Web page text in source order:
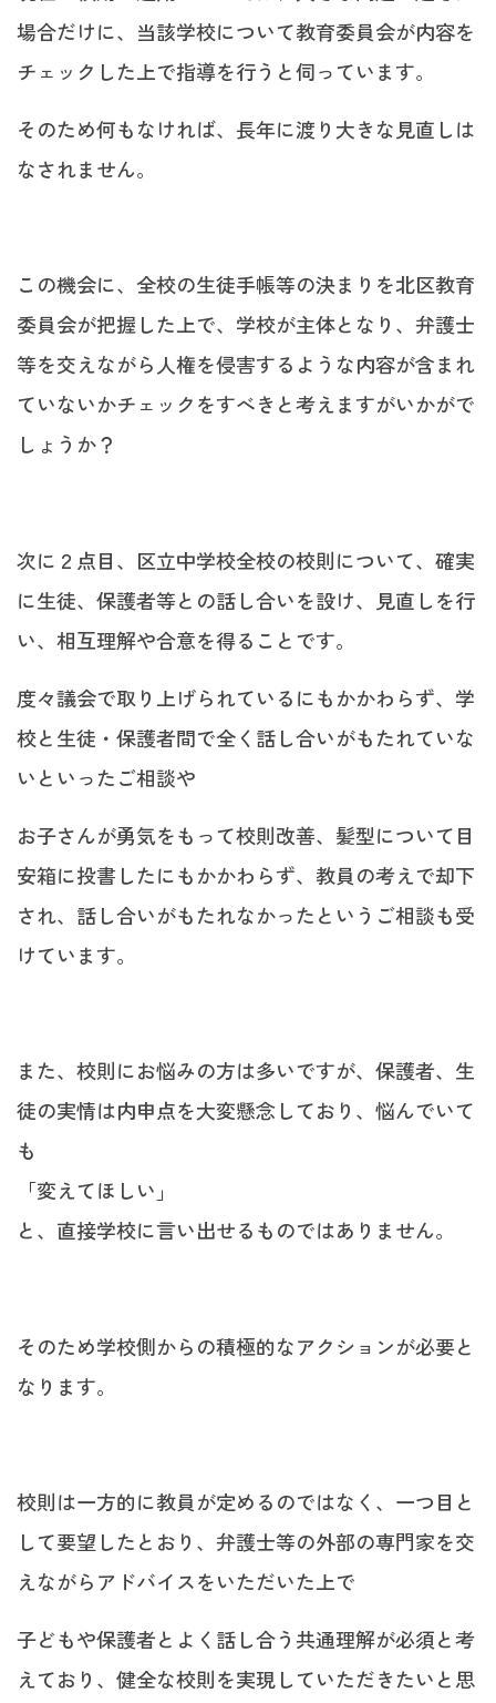
場合だけに、当該学校について教育委員会が内容を
チェックした上で指導を行うと伺っています。
そのため何もなければ、長年に渡り大きな見直しは
なされません。
この機会に、全校の生徒手帳等の決まりを北区教育
委員会が把握した上で、学校が主体となり、弁護士
等を交えながら人権を侵害するような内容が含まれ
ていないかチェックをすべきと考えますがいかがで
しょうか？
次に２点目、区立中学校全校の校則について、確実
に生徒、保護者等との話し合いを設け、見直しを行
い、相互理解や合意を得ることです。
度々議会で取り上げられているにもかかわらず、学
校と生徒・保護者間で全く話し合いがもたれていな
いといったご相談や
お子さんが勇気をもって校則改善、髪型について目
安箱に投書したにもかかわらず、教員の考えで却下
され、話し合いがもたれなかったというご相談も受
けています。
また、校則にお悩みの方は多いですが、保護者、生
徒の実情は内申点を大変懸念しており、悩んでいて
も
「変えてほしい」
と、直接学校に言い出せるものではありません。
そのため学校側からの積極的なアクションが必要と
なります。
校則は一方的に教員が定めるのではなく、一つ目と
して要望したとおり、弁護士等の外部の専門家を交
えながらアドバイスをいただいた上で
子どもや保護者とよく話し合う共通理解が必須と考
えており、健全な校則を実現していただきたいと思